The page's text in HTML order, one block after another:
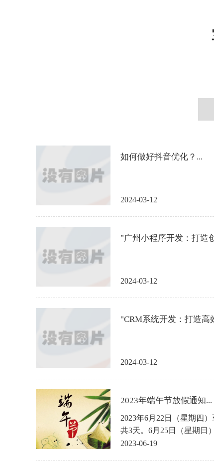
如何做好抖音优化？...
2024-03-12
"广州小程序开发：打造
2024-03-12
"CRM系统开发：打造高
2024-03-12
2023年端午节放假通知...
2023年6月22日（星期四
共3天。6月25日（星期日
2023-06-19